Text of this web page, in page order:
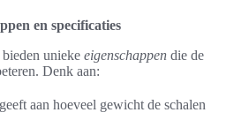
en specificaties
unieke eigenschappen die de
Denk aan:
aan hoeveel gewicht de schalen